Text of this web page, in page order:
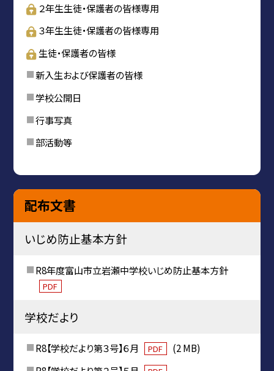
２年生生徒・保護者の皆様専用
３年生生徒・保護者の皆様専用
生徒・保護者の皆様
新入生および保護者の皆様
学校公開日
行事写真
部活動等
配布文書
いじめ防止基本方針
R8年度富山市立岩瀬中学校いじめ防止基本方針
PDF
学校だより
R8【学校だより第３号】６月 PDF
(2 MB)